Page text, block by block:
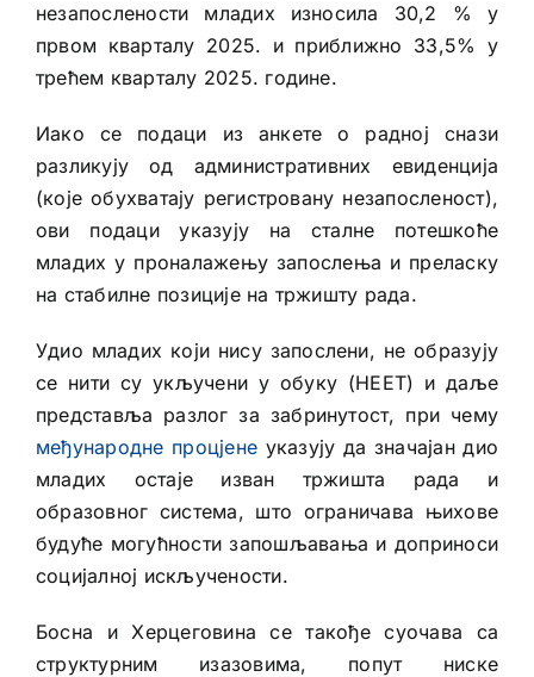
незапослености младих износила 30,2 % у
првом кварталу 2025. и приближно 33,5% у
трећем кварталу 2025. године.
Иако се подаци из анкете о радној снази
разликују од административних евиденција
(које обухватају регистровану незапосленост),
ови подаци указују на сталне потешкоће
младих у проналажењу запослења и преласку
на стабилне позиције на тржишту рада.
Удио младих који нису запослени, не образују
се нити су укључени у обуку (НЕЕТ) и даље
представља разлог за забринутост, при чему
међународне процјене указују да значајан дио
младих остаје изван тржишта рада и
образовног система, што ограничава њихове
будуће могућности запошљавања и доприноси
социјалној искључености.
Босна и Херцеговина се такође суочава са
структурним изазовима, попут ниске